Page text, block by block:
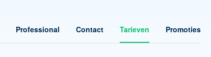
Professional Contact Tarieven Promoties